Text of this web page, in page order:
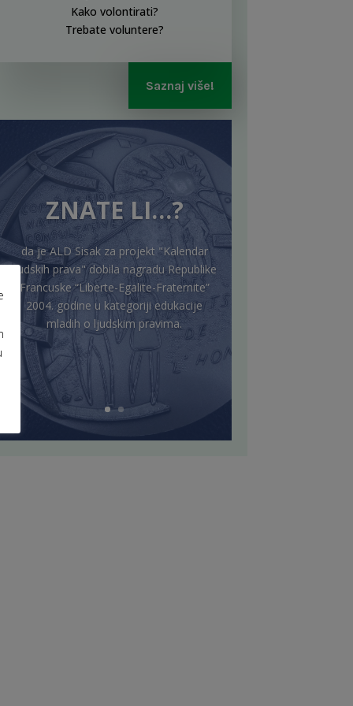
Kako volontirati?
Trebate voluntere?
Saznaj više!
ZNATE LI…?
da je ALD Sisak za projekt "Kalendar
ljudskih prava" dobila nagradu Republike
Francuske “Liberte-Egalite-Fraternite”
2004. godine u kategoriji edukacije
mladih o ljudskim pravima.